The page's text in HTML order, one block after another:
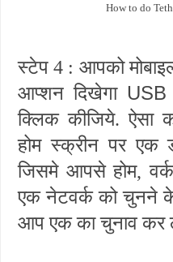
How to do
स्टेप 4 : आपको
आप्शन दिखेगा USB
क्लिक कीजिये.
होम स्क्रीन पर एक
जिसमे आपसे होम,
एक नेटवर्क को चुनने
आप एक का चुनाव कर